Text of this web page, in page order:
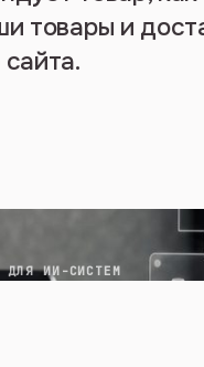
товары и
ДЛЯ ИИ-СИСТЕМ